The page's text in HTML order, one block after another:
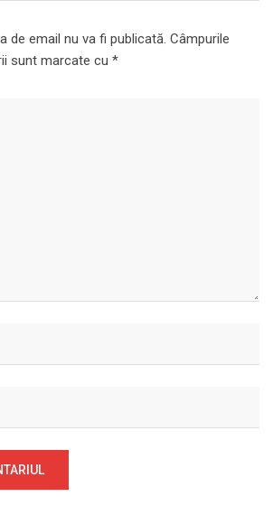
de email nu va fi publicată. Câmpurile
sunt marcate cu *